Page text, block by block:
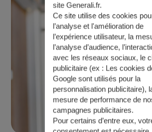
site Generali.fr.
Ce site utilise des cookies
l’analyse et l'amélioration de
l’expérience utilisateur, la
l’analyse d’audience,
avec les réseaux sociaux, le
publicitaire (ex : Les cookies
Google sont utilisés pour la
personnalisation publicitaire),
mesure de performance de
campagnes publicitaires.
Pour certains d’entre eux,